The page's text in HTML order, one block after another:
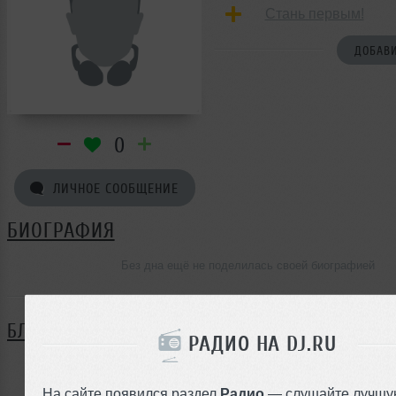
РАДИО НА DJ.RU
На сайте появился раздел Радио — слушайте
0
ЛИЧНОЕ СООБЩЕНИЕ
БИОГРАФИЯ
БЛОГ